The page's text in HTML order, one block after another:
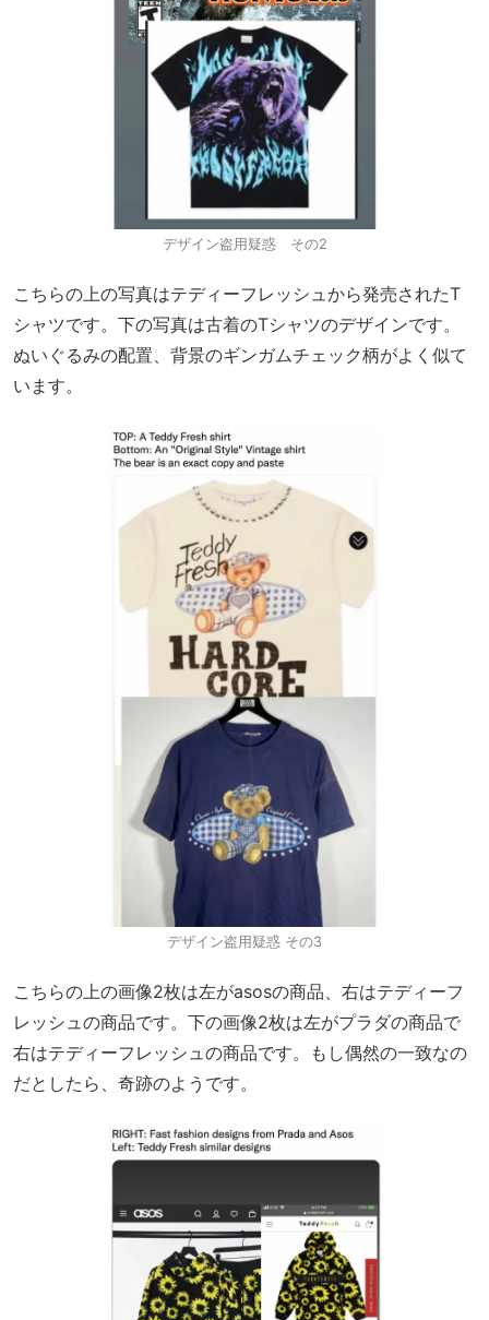
デザイン盗用疑惑 その2
こちらの上の写真はテディーフレッシュから発売されたT
シャツです。下の写真は古着のTシャツのデザインです。
ぬいぐるみの配置、背景のギンガムチェック柄がよく似て
います。
デザイン盗用疑惑 その3
こちらの上の画像2枚は左がasosの商品、右はテディーフ
レッシュの商品です。下の画像2枚は左がプラダの商品で
右はテディーフレッシュの商品です。もし偶然の一致なの
だとしたら、奇跡のようです。